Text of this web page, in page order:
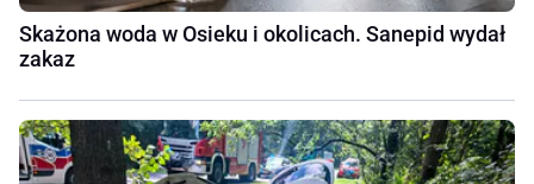
Skażona woda w Osieku i okolicach. Sanepid wydał
zakaz